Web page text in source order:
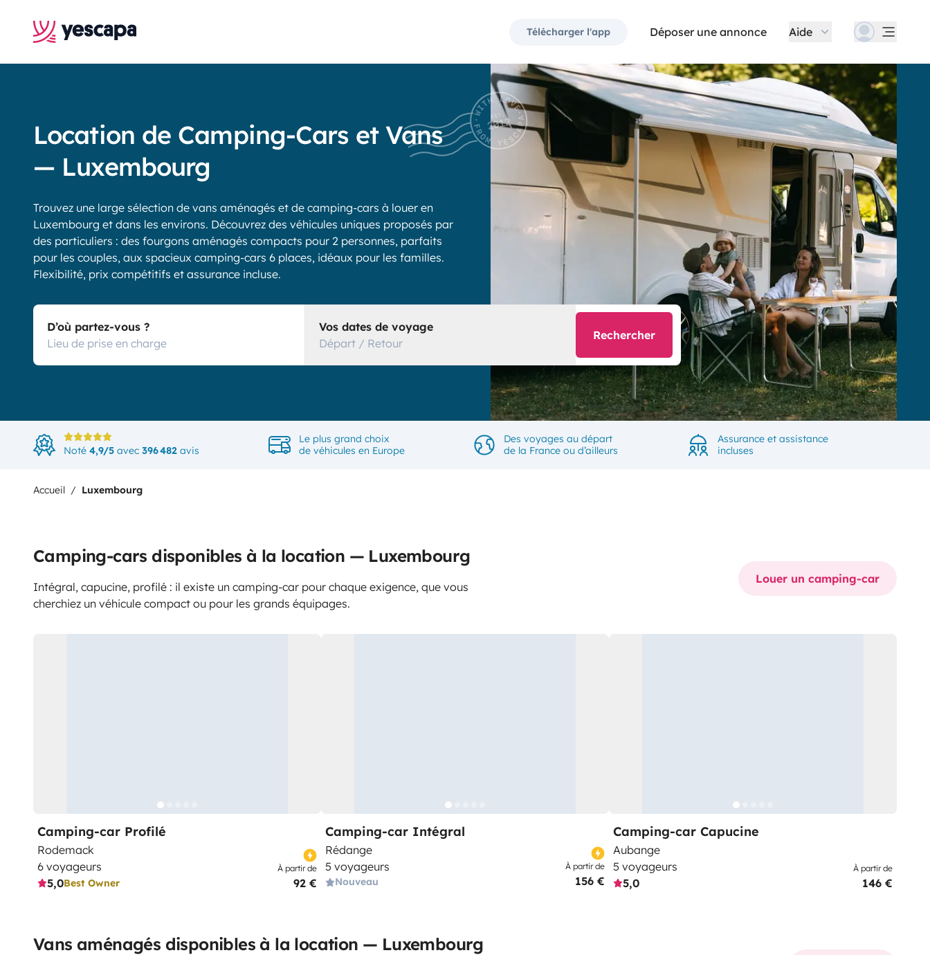
Télécharger l'app Déposer une annonce Aide
Location de Camping-Cars et Vans
— Luxembourg
Trouvez une large sélection de vans aménagés et de camping-cars à louer en
Luxembourg et dans les environs. Découvrez des véhicules uniques proposés par
des particuliers : des fourgons aménagés compacts pour 2 personnes, parfaits
pour les couples, aux spacieux camping-cars 6 places, idéaux pour les familles.
Flexibilité, prix compétitifs et assurance incluse.
D’où partez-vous ?
Vos dates de voyage
Départ / Retour
Rechercher
Noté 4,9/5 avec 396 482 avis
Le plus grand choix
de véhicules en Europe
Des voyages au départ
de la France ou d’ailleurs
Assurance et assistance
incluses
Accueil Luxembourg
Camping-cars disponibles à la location — Luxembourg
Intégral, capucine, profilé : il existe un camping-car pour chaque exigence, que vous
cherchiez un véhicule compact ou pour les grands équipages.
Louer un camping-car
Camping-car Profilé
Rodemack
6 voyageurs
5,0Best Owner
À partir de
92 €
Camping-car Intégral
Rédange
5 voyageurs
Nouveau
À partir de
156 €
Camping-car Capucine
Aubange
5 voyageurs
5,0
À partir de
146 €
Vans aménagés disponibles à la location — Luxembourg